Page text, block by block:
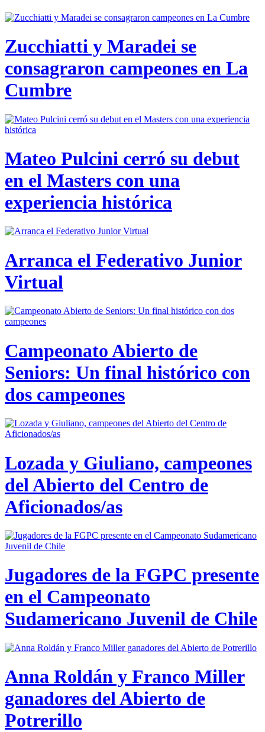
Zucchiatti y Maradei se
consagraron campeones en La
Cumbre
Mateo Pulcini cerró su debut
en el Masters con una
experiencia histórica
Arranca el Federativo Junior
Virtual
Campeonato Abierto de
Seniors: Un final histórico con
dos campeones
Lozada y Giuliano, campeones
del Abierto del Centro de
Aficionados/as
Jugadores de la FGPC presente
en el Campeonato
Sudamericano Juvenil de Chile
Anna Roldán y Franco Miller
ganadores del Abierto de
Potrerillo